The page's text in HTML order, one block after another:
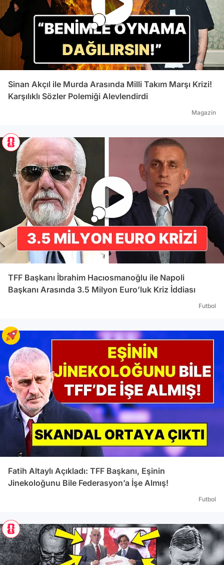
Sinan Akçıl ile Murda Arasında Milli Takım Marşı Krizi!
Karşılıklı Sözler Polemiği Alevlendirdi
Magazin
TFF Başkanı İbrahim Hacıosmanoğlu ile Napoli
Başkanı Arasında 3.5 Milyon Euro’luk Kriz İddiası
Futbol
Fatih Altaylı Açıkladı: TFF Başkanı, Eşinin
Jinekoloğunu Bile Federasyon’a İşe Almış!
Futbol